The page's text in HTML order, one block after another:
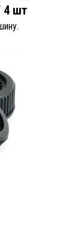
4 шт